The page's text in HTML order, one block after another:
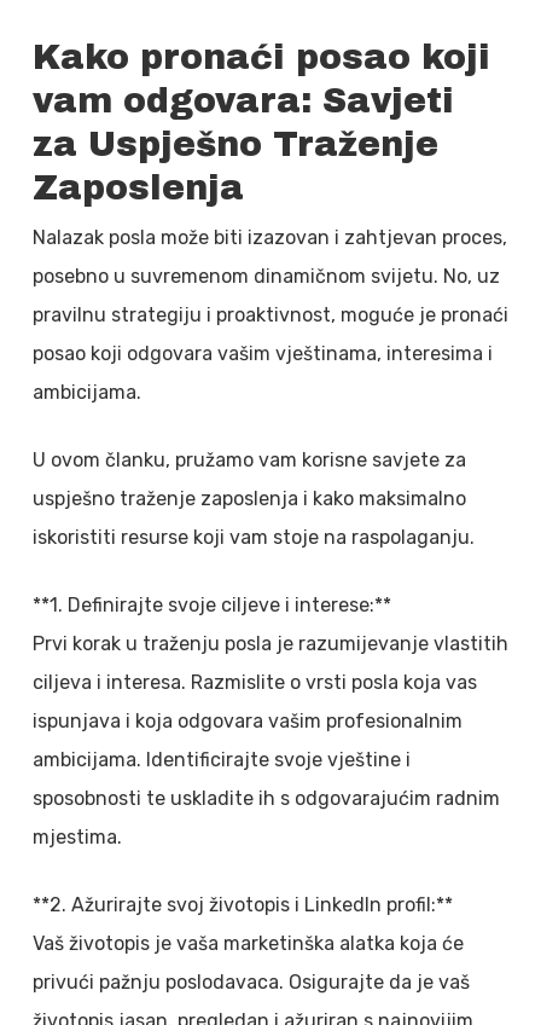
Kako pronaći posao koji
vam odgovara: Savjeti
za Uspješno Traženje
Zaposlenja
Nalazak posla može biti izazovan i zahtjevan proces,
posebno u suvremenom dinamičnom svijetu. No, uz
pravilnu strategiju i proaktivnost, moguće je pronaći
posao koji odgovara vašim vještinama, interesima i
ambicijama.
U ovom članku, pružamo vam korisne savjete za
uspješno traženje zaposlenja i kako maksimalno
iskoristiti resurse koji vam stoje na raspolaganju.
**1. Definirajte svoje ciljeve i interese:**
Prvi korak u traženju posla je razumijevanje vlastitih
ciljeva i interesa. Razmislite o vrsti posla koja vas
ispunjava i koja odgovara vašim profesionalnim
ambicijama. Identificirajte svoje vještine i
sposobnosti te uskladite ih s odgovarajućim radnim
mjestima.
**2. Ažurirajte svoj životopis i LinkedIn profil:**
Vaš životopis je vaša marketinška alatka koja će
privući pažnju poslodavaca. Osigurajte da je vaš